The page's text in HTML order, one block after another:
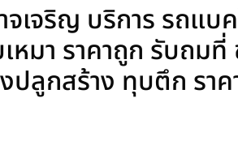
จริญ บริการ รถแบค
หมา ราคาถูก รับถม
ลูกสร้าง ทุบตึก ราค